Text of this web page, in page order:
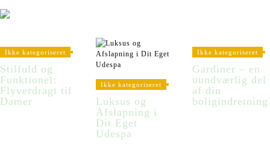
Ikke kategoriseret
Stilfuld og
Funktionel:
Flyverdragt til
Damer
Ikke kategoriseret
Luksus og
Afslapning i
Dit Eget
Udespa
Ikke kategoriseret
Gardiner – en
uundværlig del
af din
boligindretning